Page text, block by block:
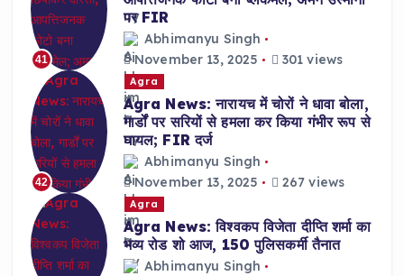
41
पर FIR
Abhimanyu Singh
November 13, 2025
301 views
42
Agra
Agra News: नारायच में चोरों ने धावा बोला,
गार्डों पर सरियों से हमला कर किया गंभीर रूप से
घायल; FIR दर्ज
Abhimanyu Singh
November 13, 2025
267 views
Agra
Agra News: विश्वकप विजेता दीप्ति शर्मा का
भव्य रोड शो आज, 150 पुलिसकर्मी तैनात
Abhimanyu Singh